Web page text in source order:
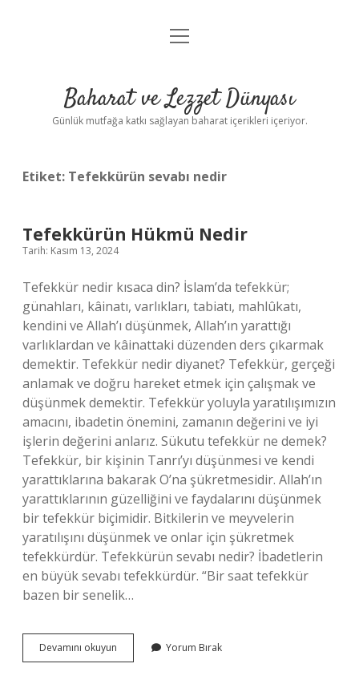
Anasayfa
Yasal Uyarı
menüyü
Baharat ve Lezzet Dünyası
Günlük mutfağa katkı sağlayan baharat içerikleri içeriyor.
Etiket: Tefekkürün sevabı nedir
Tefekkürün Hükmü Nedir
Tarih: Kasım 13, 2024
Tefekkür nedir kısaca din? İslam’da tefekkür;
günahları, kâinatı, varlıkları, tabiatı, mahlûkatı,
kendini ve Allah’ı düşünmek, Allah’ın yarattığı
varlıklardan ve kâinattaki düzenden ders çıkarmak
demektir. Tefekkür nedir diyanet? Tefekkür, gerçeği
anlamak ve doğru hareket etmek için çalışmak ve
düşünmek demektir. Tefekkür yoluyla yaratılışımızın
amacını, ibadetin önemini, zamanın değerini ve iyi
işlerin değerini anlarız. Sükutu tefekkür ne demek?
Tefekkür, bir kişinin Tanrı’yı ​​düşünmesi ve kendi
yarattıklarına bakarak O’na şükretmesidir. Allah’ın
yarattıklarının güzelliğini ve faydalarını düşünmek
bir tefekkür biçimidir. Bitkilerin ve meyvelerin
yaratılışını düşünmek ve onlar için şükretmek
tefekkürdür. Tefekkürün sevabı nedir? İbadetlerin
en büyük sevabı tefekkürdür. “Bir saat tefekkür
bazen bir senelik…
Devamını okuyun Tefekkürün
Hükmü
Yorum Bırak